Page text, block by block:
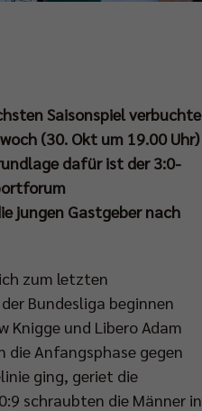
Saisonspiel verbuchte
(30. Okt um 19.00 Uhr)
dafür ist der 3:0-
jungen Gastgeber nach
zum letzten
Bundesliga beginnen
Knigge und Libero Adam
die Anfangsphase gegen
ging, geriet die
schraubten die Männer in